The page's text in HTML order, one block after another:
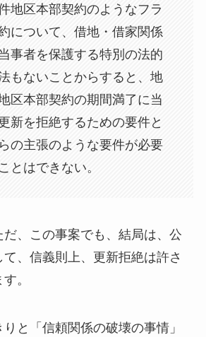
地区本部契約のようなフラ
について、借地・借家関係
事者を保護する特別の法的
もないことからすると、地
区本部契約の期間満了に当
新を拒絶するための要件と
の主張のような要件が必要
とはできない。
だ、この事案でも、結局は、公
、信義則上、更新拒絶は許さ
。
と「信頼関係の破壊の事情」